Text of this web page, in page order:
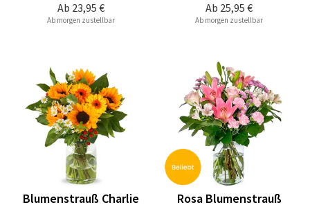
Ab 23,95 €
Ab morgen zustellbar
Ab 25,95 €
Ab morgen zustellbar
Blumenstrauß Charlie
Rosa Blumenstrauß